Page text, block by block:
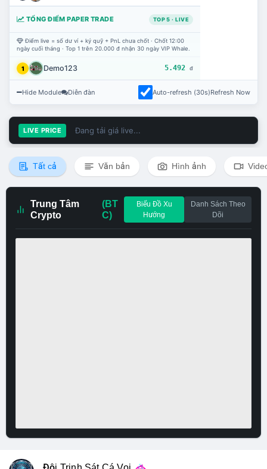
TỔNG ĐIỂM PAPER TRADE TOP 5 · LIVE
Điểm live = số dư ví + ký quỹ + PnL chưa chốt · Chốt 12:00
ngày cuối tháng · Top 1 trên 20.000 đ nhận 30 ngày VIP Whale.
1 Demo123 5.492 đ
Hide Module Diễn đàn Auto-refresh (30s)Refresh Now
LIVE PRICE Đang tải giá live...
Tất cả Văn bản Hình ảnh
Trung Tâm
Crypto
(BT
C)
Biểu Đồ Xu
Hướng
Danh Sách Theo
Dõi